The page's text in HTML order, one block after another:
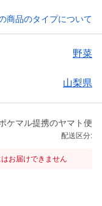
商品のタイプについて
野菜
山梨県
ケマル提携のヤマト便
配送区分:
お届けできません